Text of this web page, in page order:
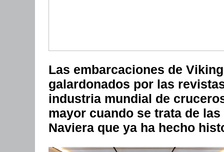
Las embarcaciones de
galardonados por las
industria mundial de
mayor cuando se trata de
Naviera que ya ha hecho